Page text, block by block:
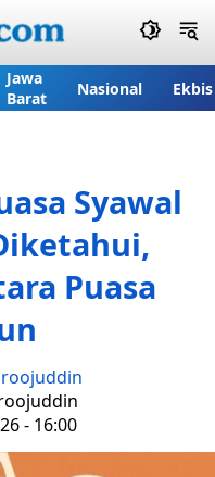
Jawa
Barat
Nasional Ekbis
Syawal
Puasa
- 16:00